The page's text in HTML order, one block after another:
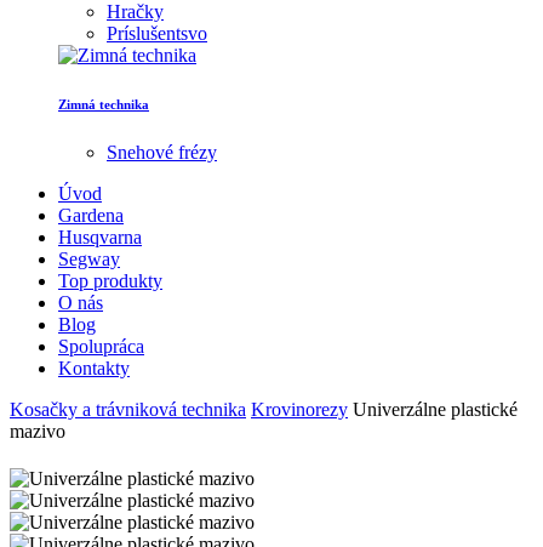
Hračky
Príslušentsvo
Zimná technika
Snehové frézy
Úvod
Gardena
Husqvarna
Segway
Top produkty
O nás
Blog
Spolupráca
Kontakty
Kosačky a trávniková technika Krovinorezy Univerzálne plastické
mazivo